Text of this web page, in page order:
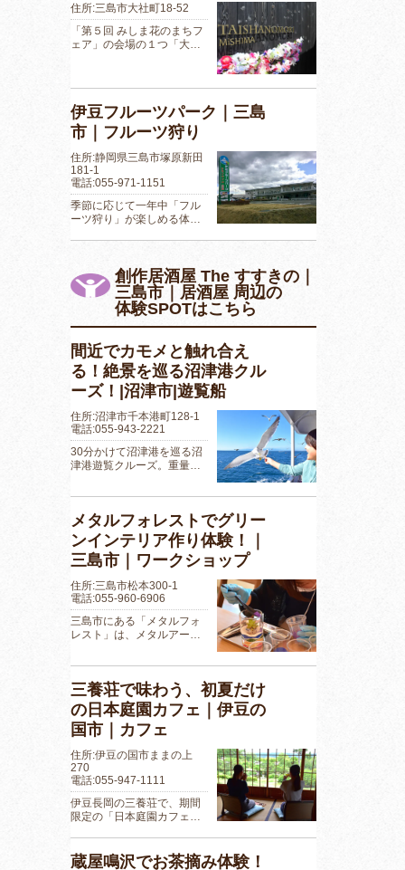
住所:三島市大社町18-52
「第５回 みしま花のまちフ
ェア」の会場の１つ「大…
伊豆フルーツパーク｜三島
市｜フルーツ狩り
住所:静岡県三島市塚原新田
181-1
電話:055-971-1151
季節に応じて一年中「フル
ーツ狩り」が楽しめる体…
創作居酒屋 The すすきの｜
三島市｜居酒屋 周辺の
体験SPOTはこちら
間近でカモメと触れ合え
る！絶景を巡る沼津港クル
ーズ！|沼津市|遊覧船
住所:沼津市千本港町128-1
電話:055-943-2221
30分かけて沼津港を巡る沼
津港遊覧クルーズ。重量…
メタルフォレストでグリー
ンインテリア作り体験！｜
三島市｜ワークショップ
住所:三島市松本300-1
電話:055-960-6906
三島市にある「メタルフォ
レスト」は、メタルアー…
三養荘で味わう、初夏だけ
の日本庭園カフェ｜伊豆の
国市｜カフェ
住所:伊豆の国市ままの上
270
電話:055-947-1111
伊豆長岡の三養荘で、期間
限定の「日本庭園カフェ…
蔵屋鳴沢でお茶摘み体験！